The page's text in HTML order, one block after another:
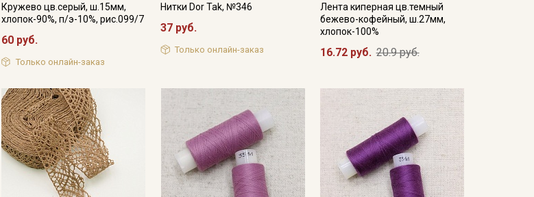
Кружево цв.серый, ш.15мм,
хлопок-90%, п/э-10%, рис.099/7
60 руб.
Только онлайн-заказ
Нитки Dor Tak, №346
37 руб.
Только онлайн-заказ
Лента киперная цв.темный
бежево-кофейный, ш.27мм,
хлопок-100%
16.72 руб. 20.9 руб.